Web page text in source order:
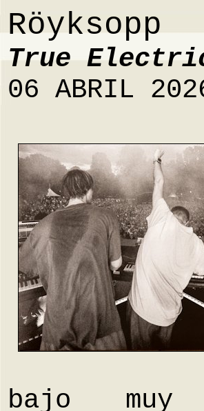
Röyksopp
True
06 ABRIL
bajo muy